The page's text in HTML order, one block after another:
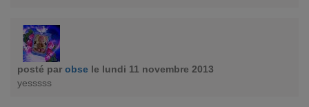
posté par obse le lundi 11 novembre 2013
yesssss